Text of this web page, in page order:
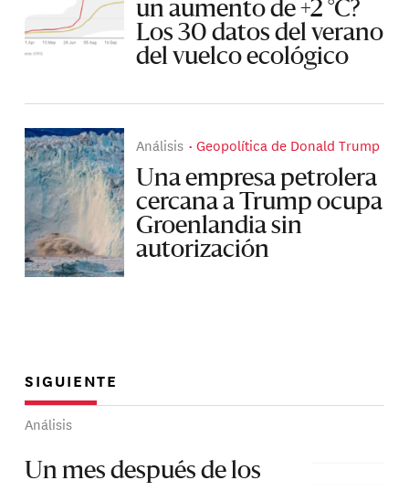
un aumento de +2 °C?
Los 30 datos del verano
del vuelco ecológico
Análisis Geopolítica de Donald Trump
Una empresa petrolera
cercana a Trump ocupa
Groenlandia sin
autorización
SIGUIENTE
Análisis
Un mes después de los